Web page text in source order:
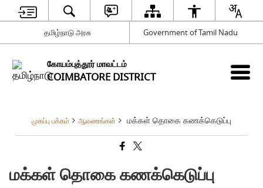
தமிழ்நாடு அரசு Government of Tamil Nadu
கோயம்புத்தூர் மாவட்டம்
COIMBATORE DISTRICT
முகப்பு பக்கம் ஆவணங்கள் மக்கள் தொகை கணக்கெடுப்பு
மக்கள் தொகை கணக்கெடுப்பு